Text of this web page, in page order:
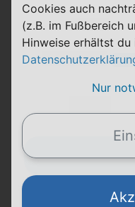
(Laufzeit)
Laufzeit
(Volumen) LTE
Cookies auch
(z.B. im Fußbereich
Hinweise erhältst du
Nur